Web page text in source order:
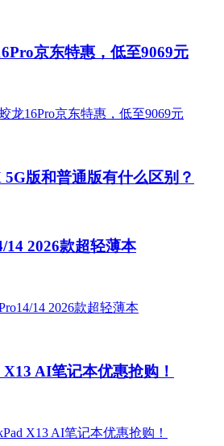
京东特惠，低至9069元
版和普通版有什么区别？
14 2026款超轻薄本
AI笔记本优惠抢购！